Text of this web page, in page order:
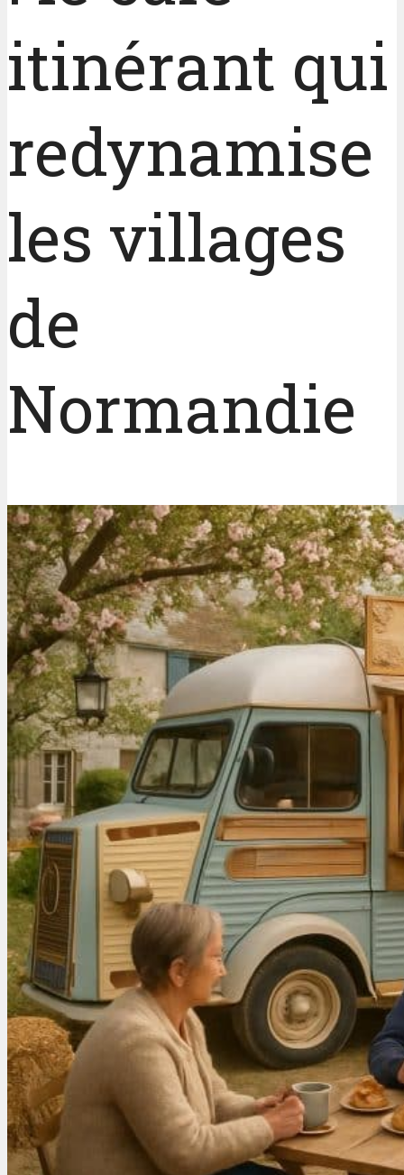
itinérant qui
redynamise
les villages
de
Normandie